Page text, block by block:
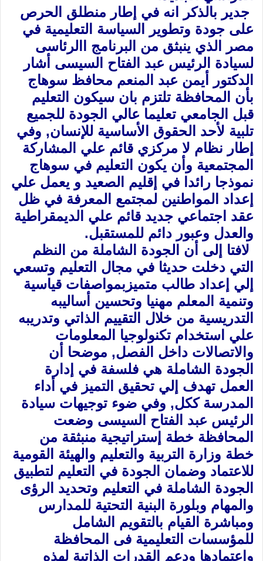
‏ جدير بالذكر انه في إطار منطلق الحرص
على جودة وتطوير السياسة التعليمية في
مصر الذي ينبثق ‏من البرنامج االرئاسى
لسيادة الرئيس عبد الفتاح السيسى أشار
الدكتور أيمن عبد المنعم محافظ سوهاج
بأن ‏المحافظة تلتزم بان سيكون التعليم
قبل الجامعي تعليما عالي الجودة للجميع‏‏
تلبية لأحد الحقوق الأساسية ‏للإنسان‏,‏ وفي
إطار نظام لا مركزي قائم علي المشاركة
المجتمعية وأن يكون التعليم في سوهاج
نموذجا رائدا ‏في إقليم الصعيد و يعمل علي
إعداد المواطنين لمجتمع المعرفة في ظل
عقد اجتماعي جديد قائم علي ‏الديمقراطية
والعدل وعبور دائم للمستقبل‏.‏
‏ لافتا إلى أن الجودة الشاملة من النظم
التي دخلت حديثا في مجال التعليم وتسعي
إلي إعداد طالب ‏متميزبمواصفات قياسية
وتنمية المعلم مهنيا وتحسين أساليبه
التدريسية من خلال التقييم الذاتي وتدريبه
علي ‏استخدام تكنولوجيا المعلومات
والاتصالات داخل الفصل‏,‏ موضحا أن
الجودة الشاملة هي فلسفة في إدارة
العمل ‏تهدف إلي تحقيق التميز في أداء
المدرسة ككل‏,‏ وفي ضوء توجيهات سيادة
الرئيس عبد الفتاح السيسى ‏وضعت
المحافظة خطة إستراتيجية منبثقة من
خطة وزارة التربية والتعليم والهيئة القومية
للاعتماد وضمان ‏الجودة في التعليم لتطبيق
الجودة الشاملة في التعليم وتحديد الرؤى
والمهام وبلورة البنية التحتية للمدارس
‏ومباشرة القيام بالتقويم الشامل
للمؤسسات التعليمية فى المحافظة
واعتمادها ودعم القدرات الذاتية لهذه